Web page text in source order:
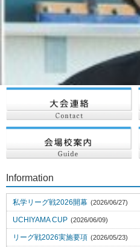
Information
私学リーグ戦2026開幕 (2026/06/27)
UCHIYAMA CUP (2026/06/09)
リーグ戦2026実施要項 (2026/05/23)